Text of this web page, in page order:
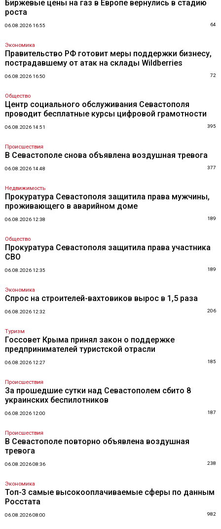
Биржевые цены на газ в Европе вернулись в стадию
роста
06.08.2026 16:55 64
Экономика
Правительство РФ готовит меры поддержки бизнесу,
пострадавшему от атак на склады Wildberries
06.08.2026 16:50 72
Общество
Центр социального обслуживания Севастополя
проводит бесплатные курсы цифровой грамотности
06.08.2026 14:51 395
Происшествия
В Севастополе снова объявлена воздушная тревога
06.08.2026 14:48 377
Недвижимость
Прокуратура Севастополя защитила права мужчины,
проживающего в аварийном доме
06.08.2026 12:38 189
Общество
Прокуратура Севастополя защитила права участника
СВО
06.08.2026 12:35 189
Экономика
Спрос на строителей-вахтовиков вырос в 1,5 раза
06.08.2026 12:32 206
Туризм
Госсовет Крыма принял закон о поддержке
предпринимателей туристской отрасли
06.08.2026 12:27 185
Происшествия
За прошедшие сутки над Севастополем сбито 8
украинских беспилотников
06.08.2026 12:00 187
Происшествия
В Севастополе повторно объявлена воздушная
тревога
06.08.2026 08:36 238
Экономика
Топ-3 самые высокооплачиваемые сферы по данным
Росстата
06.08.2026 08:00 982